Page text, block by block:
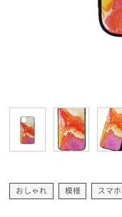
おしゃれ 模様 スマ